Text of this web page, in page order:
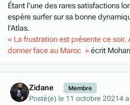
Étant l’une des rares satisfactions
espère surfer sur sa bonne
l’Atlas.
« La frustration est présente ce
donner face au Maroc » écrit
Zidane Membre
Posté(e) le 11 octobre 20214 a